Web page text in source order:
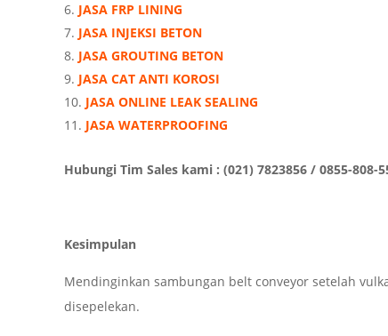
JASA FRP LINING
JASA INJEKSI BETON
JASA GROUTING BETON
JASA CAT ANTI KOROSI
JASA ONLINE LEAK SEALING
JASA WATERPROOFING
Hubungi Tim Sales kami : (021) 7823856 / 0855-808-
Kesimpulan
Mendinginkan sambungan belt conveyor setelah
disepelekan.